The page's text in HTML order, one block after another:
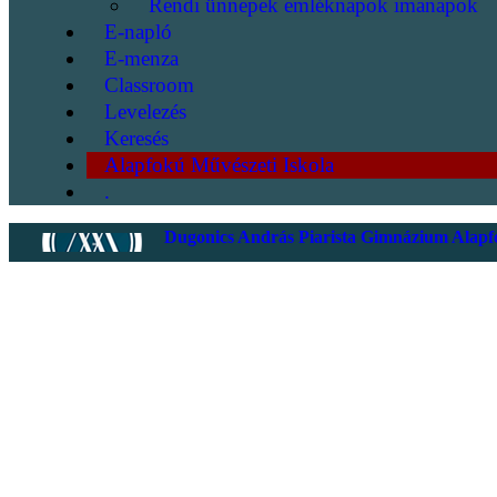
Rendi ünnepek emléknapok imanapok
E-napló
E-menza
Classroom
Levelezés
Keresés
Alapfokú Művészeti Iskola
.
Dugonics András Piarista Gimnázium